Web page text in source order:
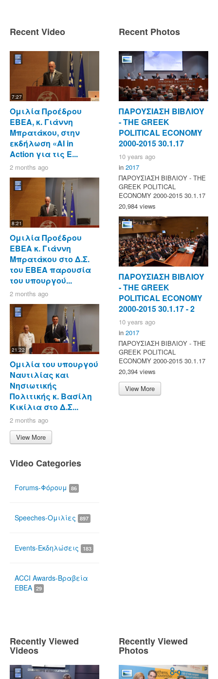
Recent Video
7:27
Ομιλία Προέδρου
ΕΒΕΑ, κ. Γιάννη
Μπρατάκου, στην
εκδήλωση «AI in
Action για τις Ε...
2 months ago
8:21
Ομιλία Προέδρου
ΕΒΕΑ κ. Γιάννη
Μπρατάκου στο Δ.Σ.
του ΕΒΕΑ παρουσία
του υπουργού...
2 months ago
21:22
Ομιλία του υπουργού
Ναυτιλίας και
Νησιωτικής
Πολιτικής κ. Βασίλη
Κικίλια στο Δ.Σ...
2 months ago
View More
Video Categories
Forums-Φόρουμ 86
Speeches-Ομιλίες 897
Events-Εκδηλώσεις 183
ACCI Awards-Βραβεία
ΕΒΕΑ 29
Recent Photos
ΠΑΡΟΥΣΙΑΣΗ ΒΙΒΛΙΟΥ
- ΤΗΕ GREEK
POLITICAL ECONOMY
2000-2015 30.1.17
10 years ago
in 2017
ΠΑΡΟΥΣΙΑΣΗ ΒΙΒΛΙΟΥ - ΤΗΕ
GREEK POLITICAL
ECONOMY 2000-2015 30.1.17
20,984 views
ΠΑΡΟΥΣΙΑΣΗ ΒΙΒΛΙΟΥ
- ΤΗΕ GREEK
POLITICAL ECONOMY
2000-2015 30.1.17 - 2
10 years ago
in 2017
ΠΑΡΟΥΣΙΑΣΗ ΒΙΒΛΙΟΥ - ΤΗΕ
GREEK POLITICAL
ECONOMY 2000-2015 30.1.17
20,394 views
View More
Recently Viewed
Videos
Recently Viewed
Photos